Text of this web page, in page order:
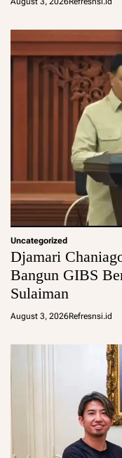
Uncategorized
Djamari
Bangun GIBS
Sulaiman
August 3, 2026Refresnsi.id